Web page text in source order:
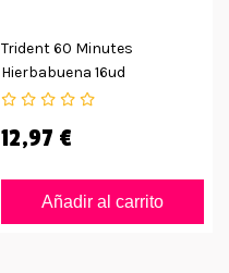
Trident 60 Minutes
Hierbabuena 16ud
12,97 €
Añadir al carrito